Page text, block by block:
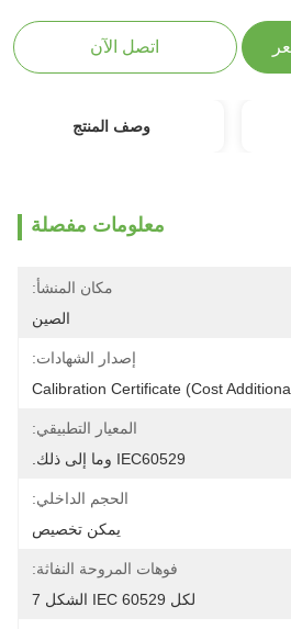
اتصل الآن
وصف المنتج
معلومات مفصلة
مكان المنشأ:
الصين
إصدار الشهادات:
Calibration Certificate (Cost
المعيار التطبيقي:
IEC60529 وما إلى ذلك.
الحجم الداخلي:
يمكن تخصيص
فوهات المروحة النفاثة:
لكل IEC 60529 الشكل 7